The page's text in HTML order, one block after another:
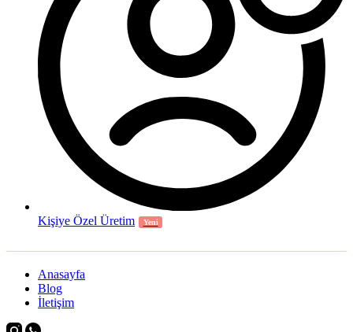
Kişiye Özel Üretim Yeni
Anasayfa
Blog
İletişim